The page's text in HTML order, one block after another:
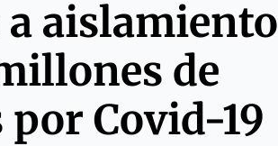
aislamiento
de
Covid-19